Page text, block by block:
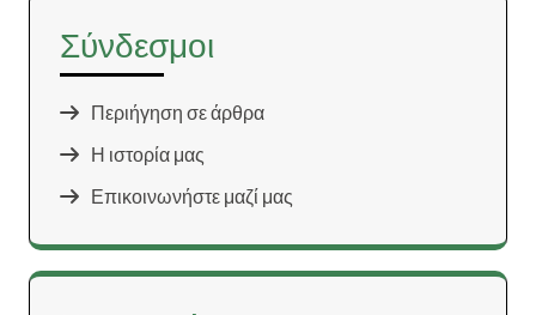
Σύνδεσμοι
Περιήγηση σε άρθρα
Η ιστορία μας
Επικοινωνήστε μαζί μας